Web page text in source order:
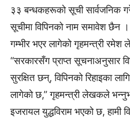
३३ बन्धकहरूको सूची सार्वजनिक
सूचीमा विपिनको नाम समावेश छैन ।
गम्भीर भएर लागेको गृहमन्त्री
“सरकारसँग प्राप्त सूचनाअनुसार
सुरक्षित छन्, विपिनको रिहाइका
लागेको छ,” गृहमन्त्री लेखकले
इजरायल युद्धविराम भएको छ, हामी